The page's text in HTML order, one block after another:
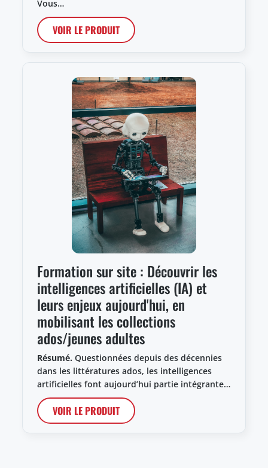
Vous…
VOIR LE PRODUIT
Formation sur site : Découvrir les
intelligences artificielles (IA) et
leurs enjeux aujourd'hui, en
mobilisant les collections
ados/jeunes adultes
Résumé. Questionnées depuis des décennies
dans les littératures ados, les intelligences
artificielles font aujourd’hui partie intégrante…
VOIR LE PRODUIT